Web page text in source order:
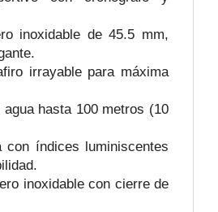
inoxidable de 45.5 mm,
irrayable para máxima
hasta 100 metros (10
índices luminiscentes
inoxidable con cierre de